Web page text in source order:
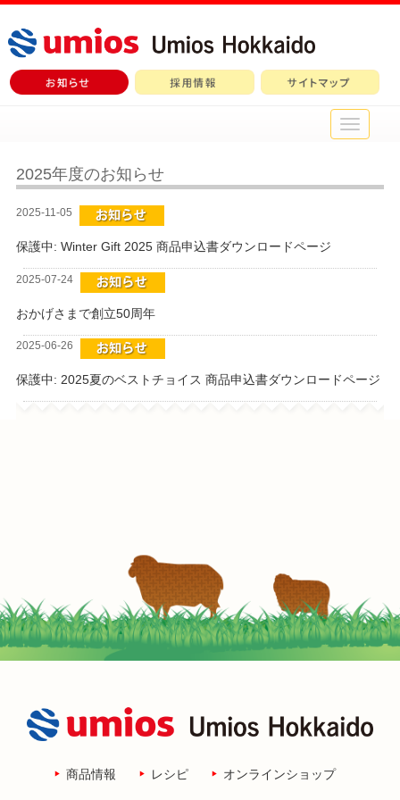
メ
イ
ニ
2025年度のお知らせ
2025-11-05
保護中: Winter Gift 2025 商品申込書ダウンロードページ
2025-07-24
おかげさまで創立50周年
2025-06-26
保護中: 2025夏のベストチョイス 商品申込書ダウンロードページ
商品情報 レシピ オンラインショップ